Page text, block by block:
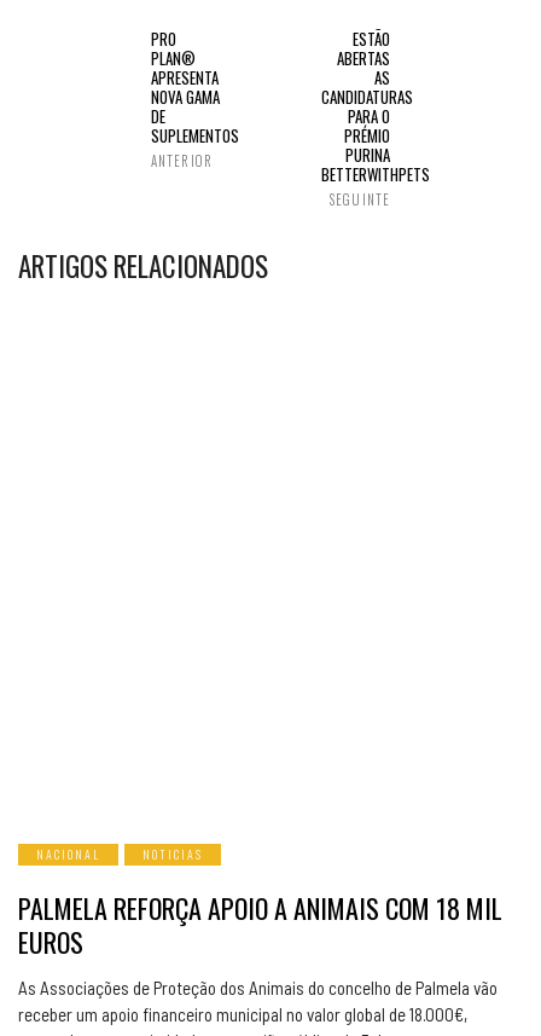
PRO
PLAN®
APRESENTA
NOVA GAMA
DE
SUPLEMENTOS
ANTERIOR
ESTÃO
ABERTAS
AS
CANDIDATURAS
PARA O
PRÉMIO
PURINA
BETTERWITHPETS
SEGUINTE
ARTIGOS RELACIONADOS
NACIONAL NOTICIAS
PALMELA REFORÇA APOIO A ANIMAIS COM 18 MIL
EUROS
As Associações de Proteção dos Animais do concelho de Palmela vão
receber um apoio financeiro municipal no valor global de 18.000€,